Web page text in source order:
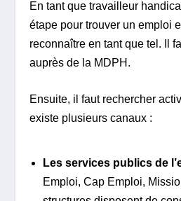
En tant que travailleur
étape pour trouver un emploi
reconnaître en tant que tel. Il
auprès de la MDPH.
Ensuite, il faut rechercher
existe plusieurs canaux :
Les services publics de
Emploi, Cap Emploi,